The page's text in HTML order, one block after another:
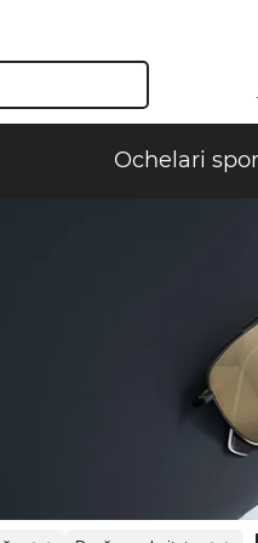
Ochelari